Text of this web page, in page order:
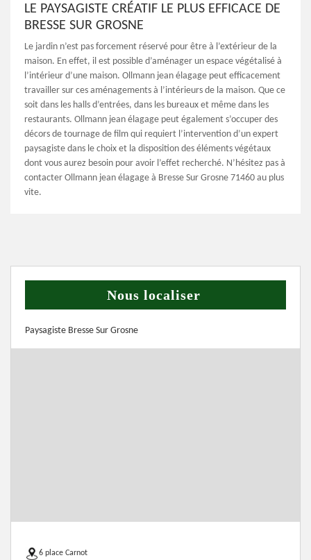
LE PAYSAGISTE CRÉATIF LE PLUS EFFICACE DE
BRESSE SUR GROSNE
Le jardin n’est pas forcement réservé pour être à l’extérieur de la
maison. En effet, il est possible d’aménager un espace végétalisé à
l’intérieur d’une maison. Ollmann jean élagage peut efficacement
travailler sur ces aménagements à l’intérieurs de la maison. Que ce
soit dans les halls d’entrées, dans les bureaux et même dans les
restaurants. Ollmann jean élagage peut également s’occuper des
décors de tournage de film qui requiert l’intervention d’un expert
paysagiste dans le choix et la disposition des éléments végétaux
dont vous aurez besoin pour avoir l’effet recherché. N’hésitez pas à
contacter Ollmann jean élagage à Bresse Sur Grosne 71460 au plus
vite.
Nous localiser
Paysagiste Bresse Sur Grosne
6 place Carnot